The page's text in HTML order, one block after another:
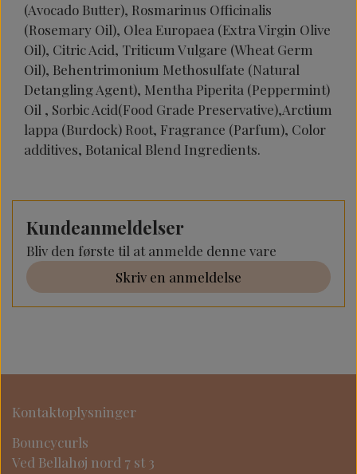
(Avocado Butter), Rosmarinus Officinalis
(Rosemary Oil), Olea Europaea (Extra Virgin Olive
Oil), Citric Acid, Triticum Vulgare (Wheat Germ
Oil), Behentrimonium Methosulfate (Natural
Detangling Agent), Mentha Piperita (Peppermint)
Oil , Sorbic Acid(Food Grade Preservative),Arctium
lappa (Burdock) Root, Fragrance (Parfum), Color
additives, Botanical Blend Ingredients.
Kundeanmeldelser
Bliv den første til at anmelde denne vare
Skriv en anmeldelse
Kontaktoplysninger
Bouncycurls
Ved Bellahøj nord 7 st 3